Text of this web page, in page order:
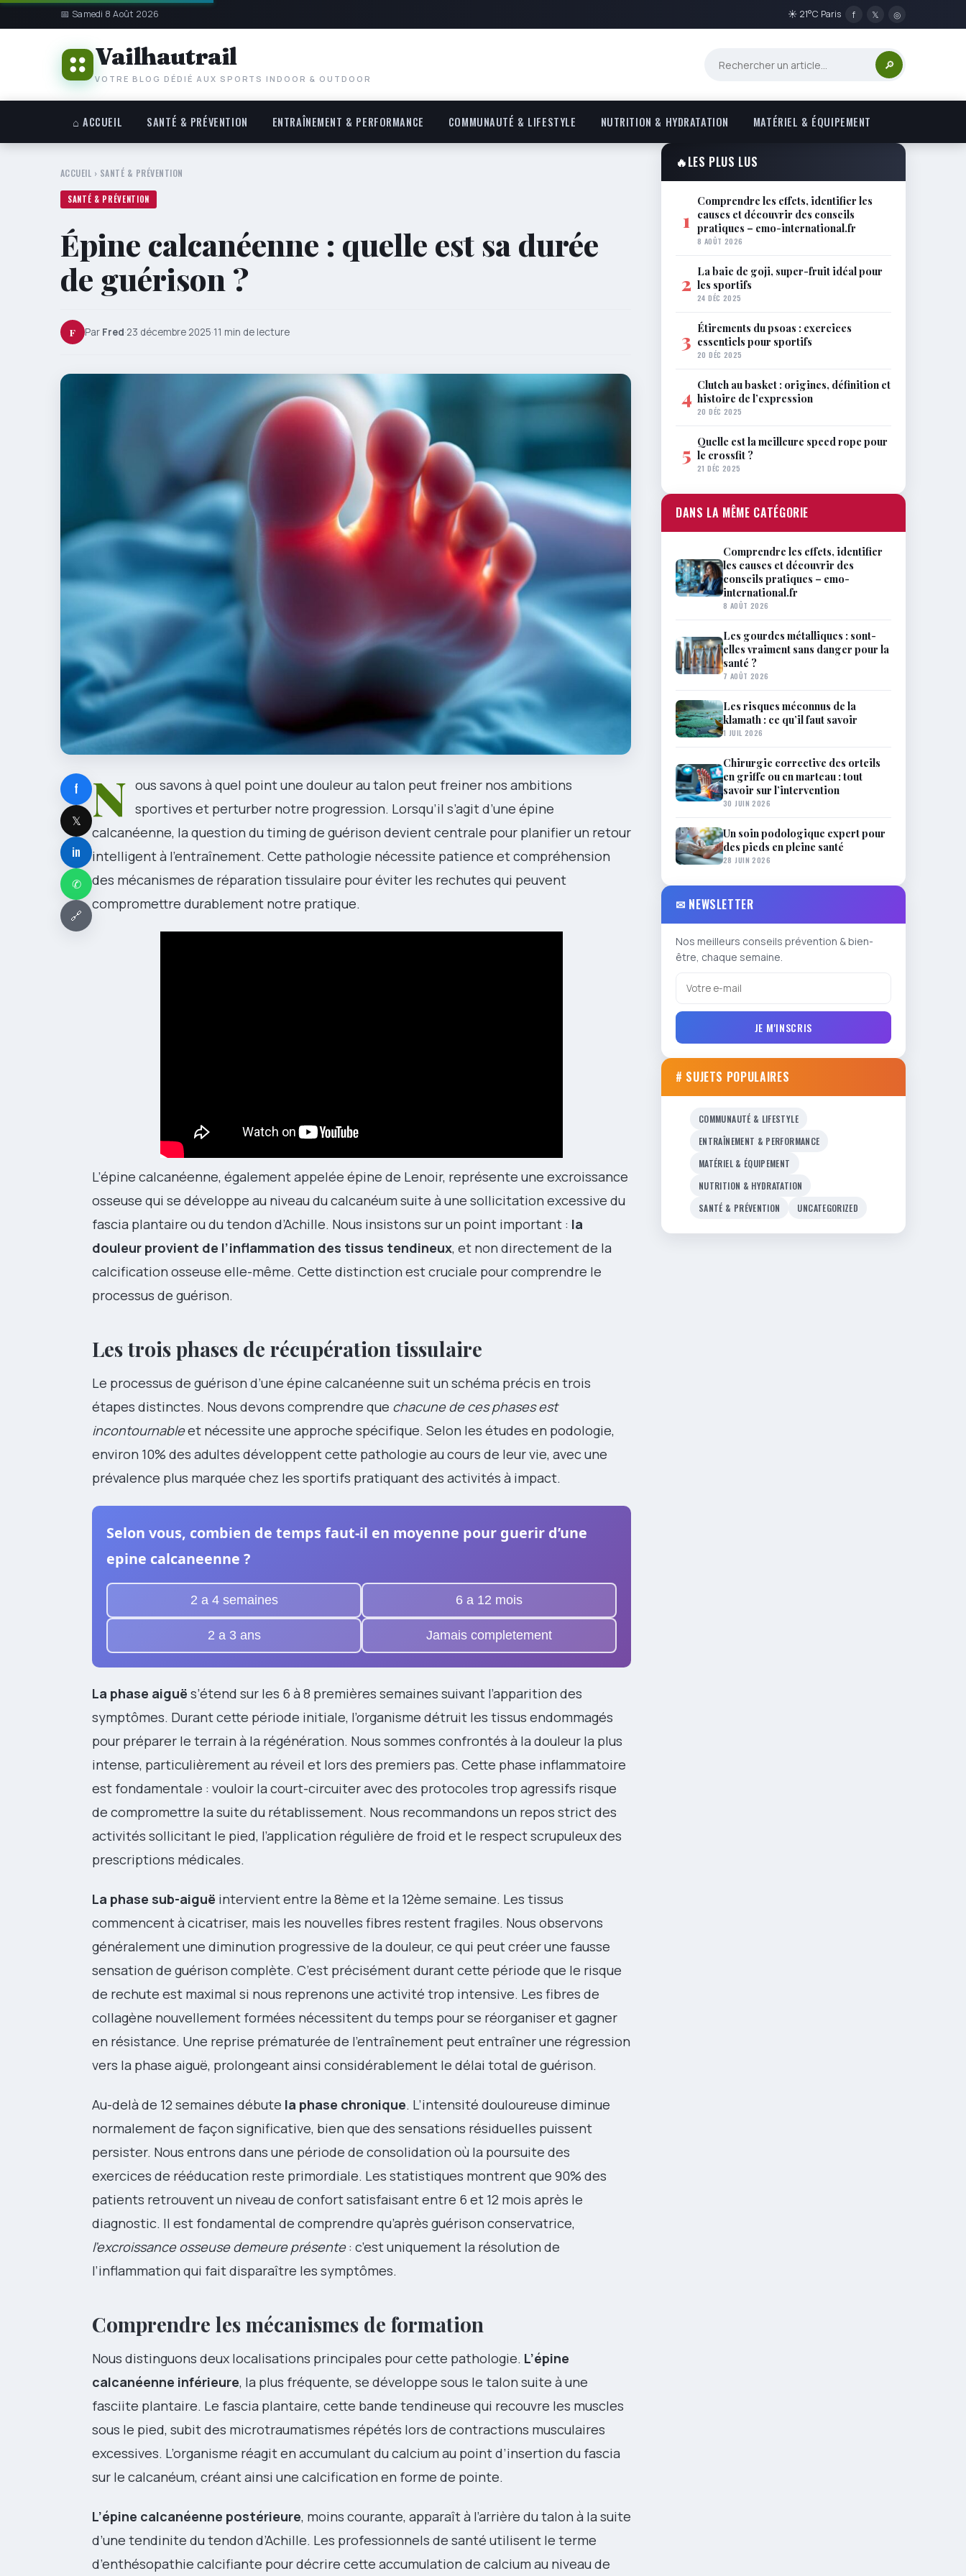
📅 Samedi 8 Août 2026 ☀ 21°C Paris f 𝕏 ◎
Vailhautrail
VOTRE BLOG DÉDIÉ AUX SPORTS INDOOR & OUTDOOR
🔎
⌂ ACCUEIL SANTÉ & PRÉVENTION ENTRAÎNEMENT & PERFORMANCE COMMUNAUTÉ & LIFESTYLE NUTRITION & HYDRATATION MATÉRIEL & ÉQUIPEMENT
ACCUEIL › SANTÉ & PRÉVENTION
SANTÉ & PRÉVENTION
Épine calcanéenne : quelle est sa durée
de guérison ?
F Par Fred·23 décembre 2025·11 min de lecture
f
𝕏
in
✆
🔗
N ous savons à quel point une douleur au talon peut freiner nos ambitions
sportives et perturber notre progression. Lorsqu’il s’agit d’une épine
calcanéenne, la question du timing de guérison devient centrale pour planifier un retour
intelligent à l’entraînement. Cette pathologie nécessite patience et compréhension
des mécanismes de réparation tissulaire pour éviter les rechutes qui peuvent
compromettre durablement notre pratique.
L’épine calcanéenne, également appelée épine de Lenoir, représente une excroissance
osseuse qui se développe au niveau du calcanéum suite à une sollicitation excessive du
fascia plantaire ou du tendon d’Achille. Nous insistons sur un point important : la
douleur provient de l’inflammation des tissus tendineux, et non directement de la
calcification osseuse elle-même. Cette distinction est cruciale pour comprendre le
processus de guérison.
Les trois phases de récupération tissulaire
Le processus de guérison d’une épine calcanéenne suit un schéma précis en trois
étapes distinctes. Nous devons comprendre que chacune de ces phases est
incontournableet nécessite une approche spécifique. Selon les études en podologie,
environ 10% des adultes développent cette pathologie au cours de leur vie, avec une
prévalence plus marquée chez les sportifs pratiquant des activités à impact.
Selon vous, combien de temps faut-il en moyenne pour guerir d’une
epine calcaneenne ?
2 a 4 semaines 6 a 12 mois
2 a 3 ans Jamais completement
La phase aiguë s’étend sur les 6 à 8 premières semaines suivant l’apparition des
symptômes. Durant cette période initiale, l’organisme détruit les tissus endommagés
pour préparer le terrain à la régénération. Nous sommes confrontés à la douleur la plus
intense, particulièrement au réveil et lors des premiers pas. Cette phase inflammatoire
est fondamentale : vouloir la court-circuiter avec des protocoles trop agressifs risque
de compromettre la suite du rétablissement. Nous recommandons un repos strict des
activités sollicitant le pied, l’application régulière de froid et le respect scrupuleux des
prescriptions médicales.
La phase sub-aiguë intervient entre la 8ème et la 12ème semaine. Les tissus
commencent à cicatriser, mais les nouvelles fibres restent fragiles. Nous observons
généralement une diminution progressive de la douleur, ce qui peut créer une fausse
sensation de guérison complète. C’est précisément durant cette période que le risque
de rechute est maximal si nous reprenons une activité trop intensive. Les fibres de
collagène nouvellement formées nécessitent du temps pour se réorganiser et gagner
en résistance. Une reprise prématurée de l’entraînement peut entraîner une régression
vers la phase aiguë, prolongeant ainsi considérablement le délai total de guérison.
Au-delà de 12 semaines débute la phase chronique. L’intensité douloureuse diminue
normalement de façon significative, bien que des sensations résiduelles puissent
persister. Nous entrons dans une période de consolidation où la poursuite des
exercices de rééducation reste primordiale. Les statistiques montrent que 90% des
patients retrouvent un niveau de confort satisfaisant entre 6 et 12 mois après le
diagnostic. Il est fondamental de comprendre qu’après guérison conservatrice,
l’excroissance osseuse demeure présente: c’est uniquement la résolution de
l’inflammation qui fait disparaître les symptômes.
Comprendre les mécanismes de formation
Nous distinguons deux localisations principales pour cette pathologie. L’épine
calcanéenne inférieure, la plus fréquente, se développe sous le talon suite à une
fasciite plantaire. Le fascia plantaire, cette bande tendineuse qui recouvre les muscles
sous le pied, subit des microtraumatismes répétés lors de contractions musculaires
excessives. L’organisme réagit en accumulant du calcium au point d’insertion du fascia
sur le calcanéum, créant ainsi une calcification en forme de pointe.
L’épine calcanéenne postérieure, moins courante, apparaît à l’arrière du talon à la suite
d’une tendinite du tendon d’Achille. Les professionnels de santé utilisent le terme
d’enthésopathie calcifiante pour décrire cette accumulation de calcium au niveau de
🔥LES PLUS LUS
1
Comprendre les effets, identifier les
causes et découvrir des conseils
pratiques – emo-international.fr
8 AOÛT 2026
2 La baie de goji, super-fruit idéal pour
les sportifs
24 DÉC 2025
3 Étirements du psoas : exercices
essentiels pour sportifs
20 DÉC 2025
4 Clutch au basket : origines, définition et
histoire de l’expression
20 DÉC 2025
5 Quelle est la meilleure speed rope pour
le crossfit ?
21 DÉC 2025
DANS LA MÊME CATÉGORIE
Comprendre les effets, identifier
les causes et découvrir des
conseils pratiques – emo-
international.fr
8 AOÛT 2026
Les gourdes métalliques : sont-
elles vraiment sans danger pour la
santé ?
7 AOÛT 2026
Les risques méconnus de la
klamath : ce qu’il faut savoir
1 JUIL 2026
Chirurgie corrective des orteils
en griffe ou en marteau : tout
savoir sur l’intervention
30 JUIN 2026
Un soin podologique expert pour
des pieds en pleine santé
28 JUIN 2026
✉ NEWSLETTER
Nos meilleurs conseils prévention & bien-
être, chaque semaine.
JE M'INSCRIS
# SUJETS POPULAIRES
COMMUNAUTÉ & LIFESTYLE
ENTRAÎNEMENT & PERFORMANCE
MATÉRIEL & ÉQUIPEMENT
NUTRITION & HYDRATATION
SANTÉ & PRÉVENTION
UNCATEGORIZED